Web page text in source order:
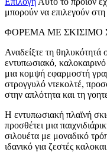
μπορούν να επιλεγούν
ΦΟΡΕΜΑ ΜΕ ΣΚΙΣΙΜΟ
Αναδείξτε τη θηλυκότητά
εντυπωσιακό,
μια κομψή εφαρμοστή
στρογγυλό ντεκολτέ,
στην απλότητα και τη
Η εντυπωσιακή πλαϊνή
προσθέτει μια
σιλουέτα με μοναδικό
ιδανικό για ζεστές